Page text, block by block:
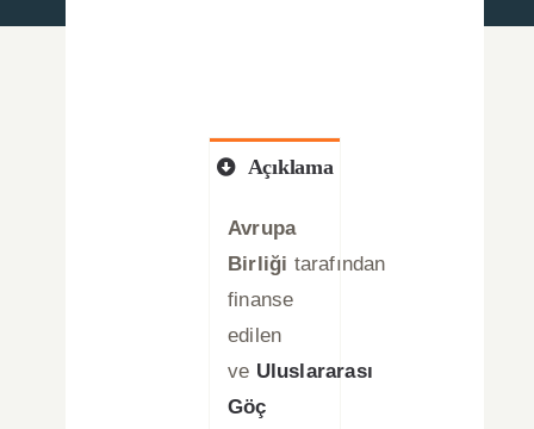
İletişim
Türkçe
Açıklama
Avrupa
Birliği tarafından
finanse
edilen
ve Uluslararası
Göç